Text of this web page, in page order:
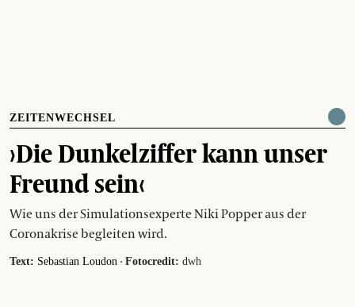
ZEITENWECHSEL
›Die Dunkelziffer kann unser
Freund sein‹
Wie uns der Simulationsexperte Niki Popper aus der
Coronakrise begleiten wird.
Text: Sebastian Loudon · Fotocredit: dwh